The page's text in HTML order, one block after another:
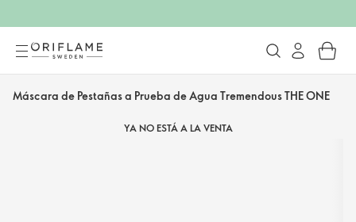
Máscara de Pestañas a Prueba de Agua Tremendous THE ONE
YA NO ESTÁ A LA VENTA